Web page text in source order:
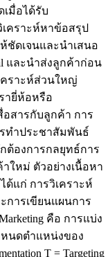
มื่อได้รับ
เคราะห์หาข้อสรุป
ห้ชัดเจนและนำเสนอ
และนำส่งลูกค้าก่อน
คราะห์ส่วนใหญ่
ายี่ห้อหรือ
อสารกับลูกค้า การ
ทำประชาสัมพันธ์
ต้องการกลยุทธ์การ
ใหม่ ตัวอย่างเนื้อหา
ด้แก่ การวิเคราะห์
ารเขียนแผนการ
คือ การแบ่ง
นดตำแหน่งของ
T = Targeting